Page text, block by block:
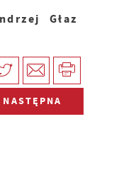
Głaz
NASTĘPNA